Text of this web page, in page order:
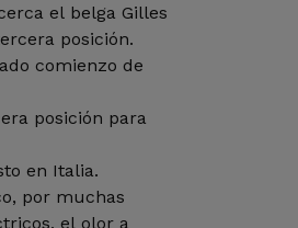
el belga Gilles
posición.
comienzo de
posición para
en Italia.
por muchas
el olor a